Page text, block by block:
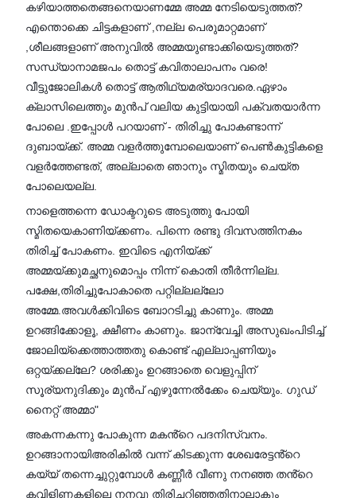
കഴിയാത്തതെങ്ങനെയാണമ്മേ അമ്മ നേടിയെടുത്തത്?
എന്തൊക്കെ ചിട്ടകളാണ് ,നല്ല പെരുമാറ്റമാണ്
,ശീലങ്ങളാണ് അനുവിൽ അമ്മയുണ്ടാക്കിയെടുത്തത്?
സന്ധ്യാനാമജപം തൊട്ട് കവിതാലാപനം വരെ!
വീട്ടുജോലികൾ തൊട്ട് ആതിഥ്യമര്യാദവരെ.ഏഴാം
ക്ലാസിലെത്തും മുൻപ് വലിയ കുട്ടിയായി പക്വതയാർന്ന
പോലെ .ഇപ്പോൾ പറയാണ് - തിരിച്ചു പോകണ്ടാന്ന്
ദുബായ്ക്ക്. അമ്മ വളർത്തുമ്പോലെയാണ് പെൺകുട്ടികളെ
വളർത്തേണ്ടത്, അല്ലാതെ ഞാനും സ്മിതയും ചെയ്ത
പോലെയല്ല.
നാളെത്തന്നെ ഡോക്ടറുടെ അടുത്തു പോയി
സ്മിതയെകാണിയ്ക്കണം. പിന്നെ രണ്ടു ദിവസത്തിനകം
തിരിച്ച് പോകണം. ഇവിടെ എനിയ്ക്ക്
അമ്മയ്ക്കുമച്ഛനുമൊപ്പം നിന്ന് കൊതി തീർന്നില്ല.
പക്ഷേ,തിരിച്ചുപോകാതെ പറ്റില്ലല്ലോ
അമ്മേ.അവൾക്കിവിടെ ബോറടിച്ചു കാണും. അമ്മ
ഉറങ്ങിക്കോളൂ, ക്ഷീണം കാണും. ജാന്വേച്ചി അസുഖംപിടിച്ച്
ജോലിയ്ക്കെത്താത്തതു കൊണ്ട് എല്ലാപ്പണിയും
ഒറ്റയ്ക്കല്ലേ? ശരിക്കും ഉറങ്ങാതെ വെളുപ്പിന്
സൂര്യനുദിക്കും മുൻപ് എഴുന്നേൽക്കേം ചെയ്യും. ഗുഡ്
നൈറ്റ് അമ്മാ"
അകന്നകന്നു പോകുന്ന മകൻ്റെ പദനിസ്വനം.
ഉറങ്ങാനായിഅരികിൽ വന്ന് കിടക്കുന്ന ശേഖരേട്ടൻ്റെ
കയ്യ് തന്നെച്ചുറ്റുമ്പോൾ കണ്ണീർ വീണു നനഞ്ഞ തൻ്റെ
കവിളിണകളിലെ നനവു തിരിച്ചറിഞ്ഞതിനാലാകും